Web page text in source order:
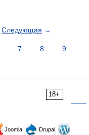
Следующая →
7 8
9
18+
Joomla,
Drupal,